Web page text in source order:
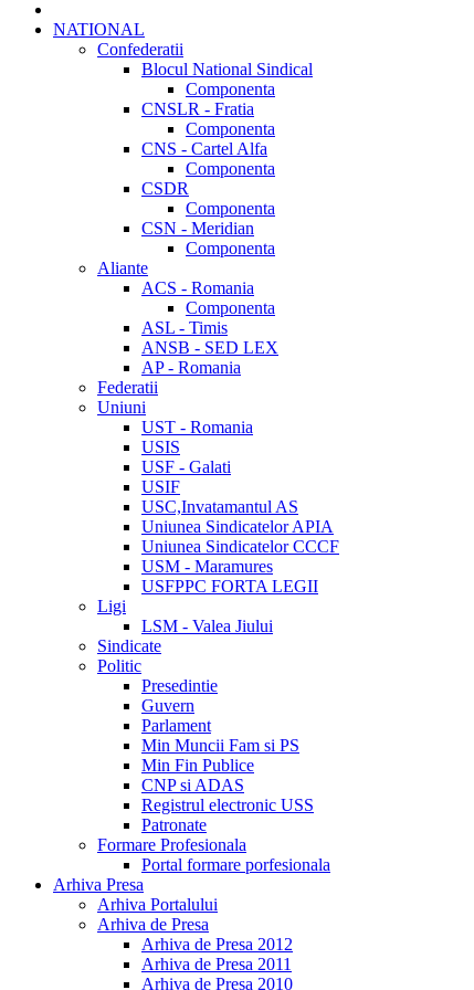
NATIONAL
Confederatii
Blocul National Sindical
Componenta
CNSLR - Fratia
Componenta
CNS - Cartel Alfa
Componenta
CSDR
Componenta
CSN - Meridian
Componenta
Aliante
ACS - Romania
Componenta
ASL - Timis
ANSB - SED LEX
AP - Romania
Federatii
Uniuni
UST - Romania
USIS
USF - Galati
USIF
USC,Invatamantul AS
Uniunea Sindicatelor APIA
Uniunea Sindicatelor CCCF
USM - Maramures
USFPPC FORTA LEGII
Ligi
LSM - Valea Jiului
Sindicate
Politic
Presedintie
Guvern
Parlament
Min Muncii Fam si PS
Min Fin Publice
CNP si ADAS
Registrul electronic USS
Patronate
Formare Profesionala
Portal formare porfesionala
Arhiva Presa
Arhiva Portalului
Arhiva de Presa
Arhiva de Presa 2012
Arhiva de Presa 2011
Arhiva de Presa 2010